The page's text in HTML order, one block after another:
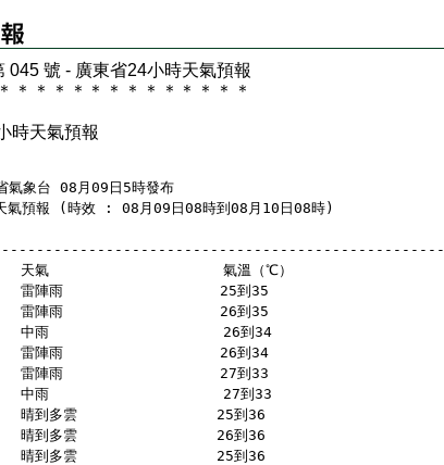
045 號 - 廣東省24小時天氣預報
＊ ＊ ＊ ＊ ＊ ＊ ＊ ＊ ＊ ＊ ＊ ＊ ＊ ＊
時天氣預報
氣象台 08月09日5時發布
氣預報 (時效 : 08月09日08時到08月10日08時)
天氣                    氣溫（℃）
雷陣雨                  25到35
雷陣雨                  26到35
中雨                    26到34
雷陣雨                  26到34
雷陣雨                  27到33
中雨                    27到33
晴到多雲                25到36
晴到多雲                26到36
晴到多雲                25到36